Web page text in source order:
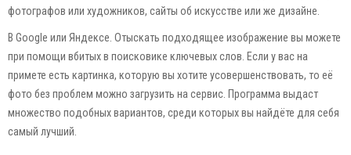
фотографов или художников, сайты об искусстве или же дизайне.
В Google или Яндексе. Отыскать подходящее изображение вы можете
при помощи вбитых в поисковике ключевых слов. Если у вас на
примете есть картинка, которую вы хотите усовершенствовать, то её
фото без проблем можно загрузить на сервис. Программа выдаст
множество подобных вариантов, среди которых вы найдёте для себя
самый лучший.